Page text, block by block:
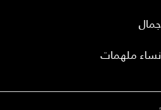
جمال
نساء ملهمات